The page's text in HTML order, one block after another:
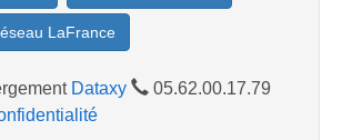
LaFrance
Dataxy
05.62.00.17.79